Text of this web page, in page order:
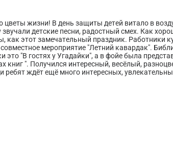
цветы жизни! В день защиты детей витало в
детские песни, радостный смех. Как
как этот замечательный праздник. Работники
мероприятие "Летний кавардак".
это "В гостях у Угадайки", а в фойе была
книг ". Получился интересный, весёлый,
ребят ждёт ещё много интересных,